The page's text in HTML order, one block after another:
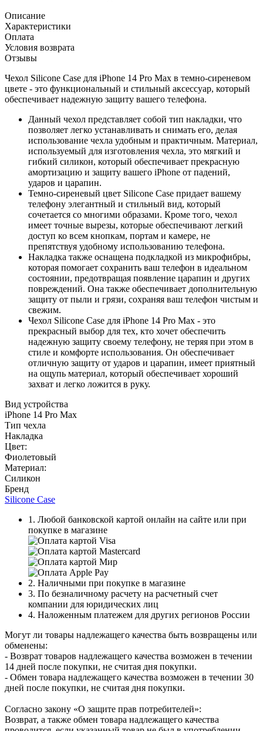
Описание
Характеристики
Оплата
Условия возврата
Отзывы
Чехол Silicone Case для iPhone 14 Pro Max в темно-сиреневом
цвете - это функциональный и стильный аксессуар, который
обеспечивает надежную защиту вашего телефона.
Данный чехол представляет собой тип накладки, что
позволяет легко устанавливать и снимать его, делая
использование чехла удобным и практичным. Материал,
используемый для изготовления чехла, это мягкий и
гибкий силикон, который обеспечивает прекрасную
амортизацию и защиту вашего iPhone от падений,
ударов и царапин.
Темно-сиреневый цвет Silicone Case придает вашему
телефону элегантный и стильный вид, который
сочетается со многими образами. Кроме того, чехол
имеет точные вырезы, которые обеспечивают легкий
доступ ко всем кнопкам, портам и камере, не
препятствуя удобному использованию телефона.
Накладка также оснащена подкладкой из микрофибры,
которая помогает сохранить ваш телефон в идеальном
состоянии, предотвращая появление царапин и других
повреждений. Она также обеспечивает дополнительную
защиту от пыли и грязи, сохраняя ваш телефон чистым и
свежим.
Чехол Silicone Case для iPhone 14 Pro Max - это
прекрасный выбор для тех, кто хочет обеспечить
надежную защиту своему телефону, не теряя при этом в
стиле и комфорте использования. Он обеспечивает
отличную защиту от ударов и царапин, имеет приятный
на ощупь материал, который обеспечивает хороший
захват и легко ложится в руку.
Вид устройства
iPhone 14 Pro Max
Тип чехла
Накладка
Цвет:
Фиолетовый
Материал:
Силикон
Бренд
Silicone Case
1. Любой банковской картой онлайн на сайте или при
покупке в магазине
2. Наличными при покупке в магазине
3. По безналичному расчету на расчетный счет
компании для юридических лиц
4. Наложенным платежем для других регионов России
Могут ли товары надлежащего качества быть возвращены или
обменены:
- Возврат товаров надлежащего качества возможен в течении
14 дней после покупки, не считая дня покупки.
- Обмен товара надлежащего качества возможен в течении 30
дней после покупки, не считая дня покупки.
Согласно закону «О защите прав потребителей»:
Возврат, а также обмен товара надлежащего качества